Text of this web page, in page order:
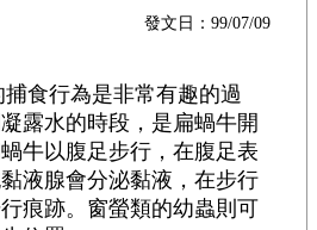
發文日：99/07/09
行為是非常有趣的過
露水的時段，是扁蝸牛開
牛以腹足步行，在腹足表
液腺會分泌黏液，在步行
痕跡。窗螢類的幼蟲則可